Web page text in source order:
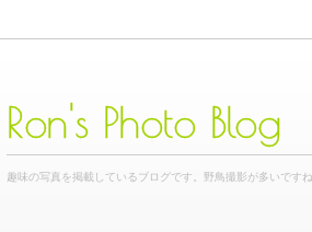
Ron's Photo Blog
趣味の写真を掲載しているブログです。野鳥撮影が多いですね